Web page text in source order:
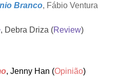
Branco, Fábio Ventura
, Debra Driza (Review)
, Jenny Han (Opinião)